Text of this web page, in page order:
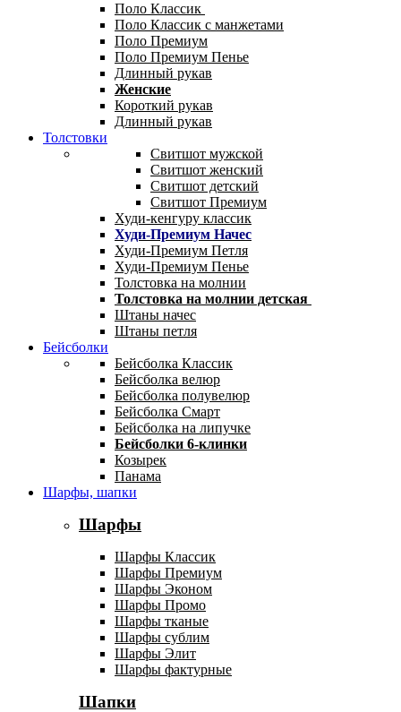
Поло Классик
Поло Классик с манжетами
Поло Премиум
Поло Премиум Пенье
Длинный рукав
Женские
Короткий рукав
Длинный рукав
Толстовки
Свитшот мужской
Свитшот женский
Свитшот детский
Свитшот Премиум
Худи-кенгуру классик
Худи-Премиум Начес
Худи-Премиум Петля
Худи-Премиум Пенье
Толстовка на молнии
Толстовка на молнии детская
Штаны начес
Штаны петля
Бейсболки
Бейсболка Классик
Бейсболка велюр
Бейсболка полувелюр
Бейсболка Смарт
Бейсболка на липучке
Бейсболки 6-клинки
Козырек
Панама
Шарфы, шапки
Шарфы
Шарфы Классик
Шарфы Премиум
Шарфы Эконом
Шарфы Промо
Шарфы тканые
Шарфы сублим
Шарфы Элит
Шарфы фактурные
Шапки